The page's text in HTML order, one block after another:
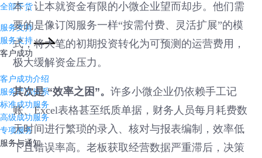
全部干货
服务支持
服务支持
客户成功
客户成功介绍
服务产品体系
标准成功服务
高级成功服务
专项服务
服务与通知
本，让本就资金有限的小微企业望而却步。他们需
要的是像订阅服务一样“按需付费、灵活扩展”的模
式，将大笔的初期投资转化为可预测的运营费用，
极大缓解资金压力。
其次是 “效率之困”。许多小微企业仍依赖手工记
账、Excel表格甚至纸质单据，财务人员每月耗费数
天时间进行繁琐的录入、核对与报表编制，效率低
下且错误率高。老板获取经营数据严重滞后，决策